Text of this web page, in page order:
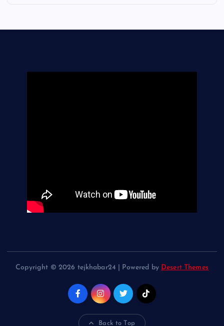
Copyright © 2026 tejkhabar24 | Powered by Desert Themes
Back to Top